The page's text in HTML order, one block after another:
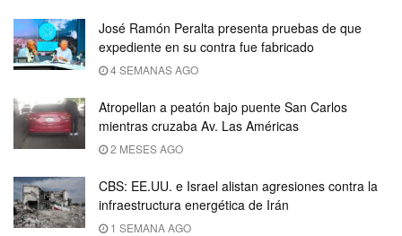
José Ramón Peralta presenta pruebas de que
expediente en su contra fue fabricado
4 SEMANAS AGO
Atropellan a peatón bajo puente San Carlos
mientras cruzaba Av. Las Américas
2 MESES AGO
CBS: EE.UU. e Israel alistan agresiones contra la
infraestructura energética de Irán
1 SEMANA AGO